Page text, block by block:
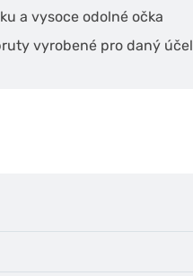
a vysoce odolné očka
vyrobené pro daný účel